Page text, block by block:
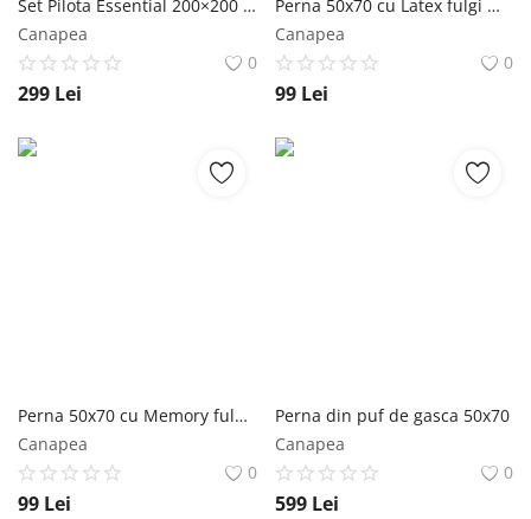
Set Pilota Essential 200×200 + 2 perne classice 50×70
Canapea
0
299 Lei
Perna 50x70 cu Latex fulgi mix - husa cu Aloe Vera Ortopedicus
Canapea
0
99 Lei
Perna 50x70 cu Memory fulgi mix - husa cu Aloe Vera Ortopedicus
Canapea
0
99 Lei
Perna din puf de gasca 50x70
Canapea
0
599 Lei